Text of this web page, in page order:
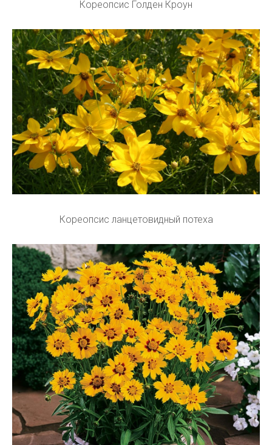
Кореопсис Голден Кроун
Кореопсис ланцетовидный потеха